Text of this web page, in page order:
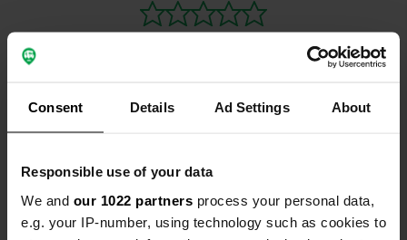
Consent Details Ad Settings About
Responsible use of your data
We and our 1022 partners process your personal data,
e.g. your IP-number, using technology such as cookies to
Contact
Emplacement
Gillerbergstraße
57271, Hilchenbach, Allemagne
Copie